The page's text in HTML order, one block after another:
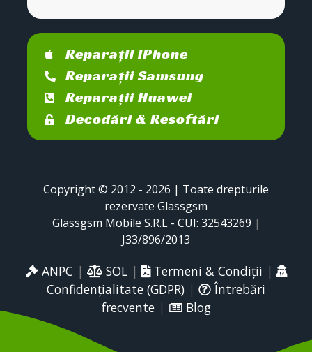
Reparații iPhone
Reparații Samsung
Reparații Huawei
Decodări & Resoftări
Copyright © 2012 - 2026 | Toate drepturile
rezervate Glassgsm
Glassgsm Mobile S.R.L - CUI: 32543269 |
J33/896/2013
ANPC | SOL| Termeni & Condiții |
Confidențialitate (GDPR) |
Întrebări
frecvente| Blog